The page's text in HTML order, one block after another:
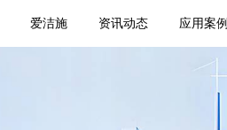
爱洁施 资讯动态 应用案例